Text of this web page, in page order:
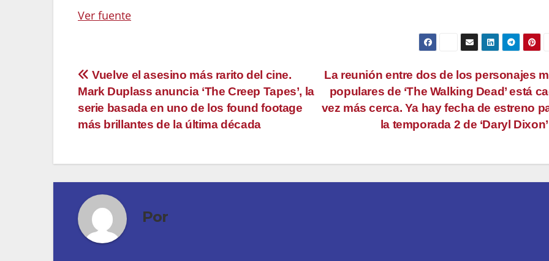
Ver fuente
Navegación
de
entradas
La reunión entre dos de los personajes
populares de ‘The Walking Dead’ está
vez más cerca. Ya hay fecha de estreno
la temporada 2 de ‘Daryl Dixon’
Vuelve el asesino más rarito del cine.
Mark Duplass anuncia ‘The Creep Tapes’, la
serie basada en uno de los found footage
más brillantes de la última década
Por